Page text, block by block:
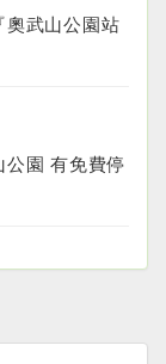
奧武山公園站
公園 有免費停